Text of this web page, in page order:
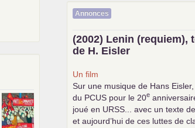
Annonces
(2002) Lenin (requiem),
de H. Eisler
Un film
Sur une musique de Hans
du PCUS pour le 20e
joué en URSS ... avec un texte
et aujourd’hui de ces luttes de